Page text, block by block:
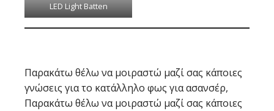
LED Light Batten
Παρακάτω θέλω να μοιραστώ μαζί σας κάποιες
γνώσεις για το κατάλληλο φως για ασανσέρ,
Παρακάτω θέλω να μοιραστώ μαζί σας κάποιες